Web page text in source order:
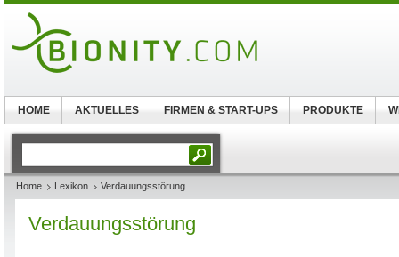
Home Lexikon Verdauungsstörung
Verdauungsstörung
HOME AKTUELLES FIRMEN & START-UPS PRODUKTE